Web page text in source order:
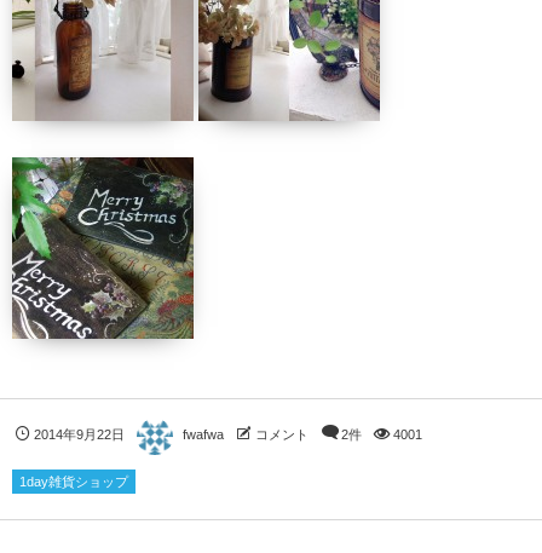
2014年9月22日 fwafwa コメント 2件 4001
1day雑貨ショップ